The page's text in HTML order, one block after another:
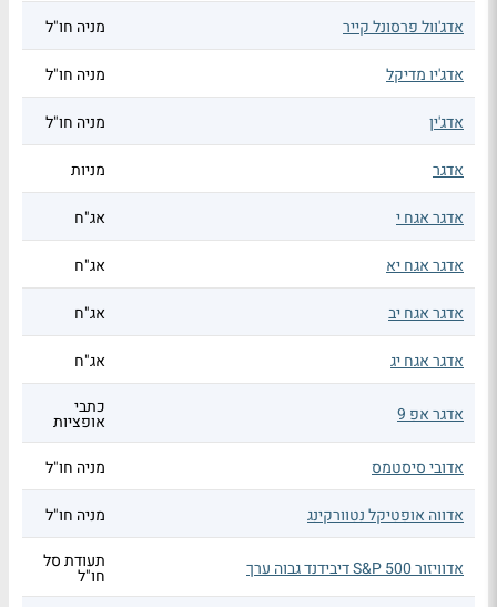
אדג'וול פרסונל קייר מניה חו"ל
אדג'יו מדיקל מניה חו"ל
אדג'ין מניה חו"ל
אדגר מניות
אדגר אגח י אג"ח
אדגר אגח יא אג"ח
אדגר אגח יב אג"ח
אדגר אגח יג אג"ח
אדגר אפ 9 כתבי
אופציות
אדובי סיסטמס
מניה חו"ל
אדווה אופטיקל נטוורקינג מניה חו"ל
אדוויזור S&P 500 דיבידנד גבוה ערך תעודת סל
חו"ל